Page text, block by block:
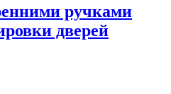
ручками
дверей